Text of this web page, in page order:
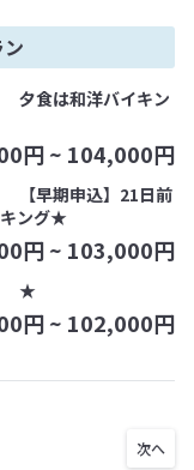
夕食は和洋バイキン
円 ~ 104,000円
【早期申込】21日前
ング★
円 ~ 103,000円
★
円 ~ 102,000円